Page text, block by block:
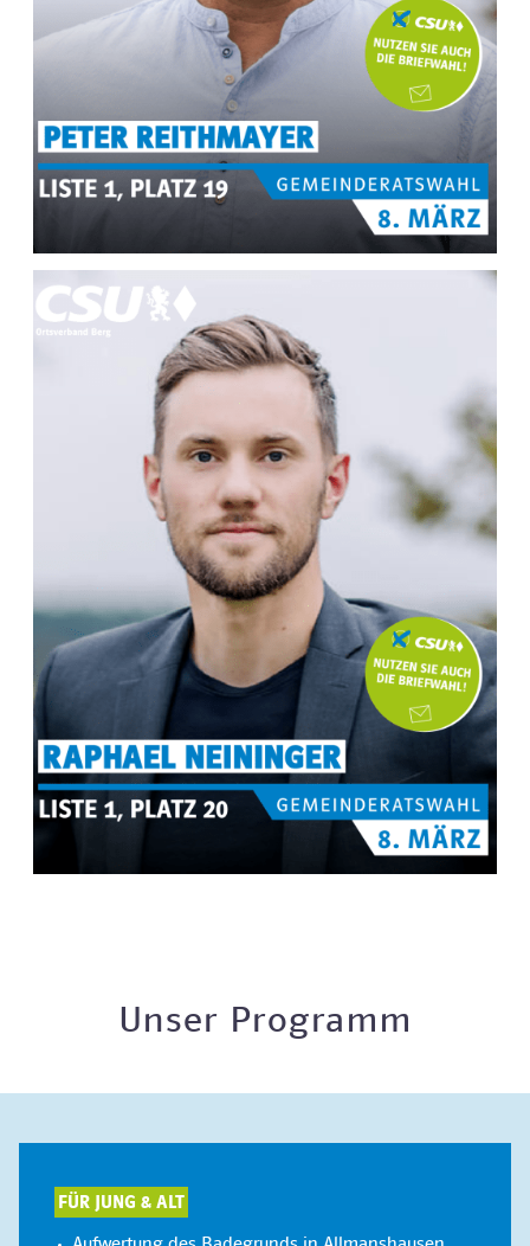
MEHR INFOS ZU
Peter Reithmayer
Unser Programm
FÜR JUNG & ALT